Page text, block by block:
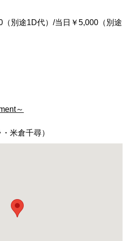
（別途1D代）/当日￥5,000（別途
～
米倉千尋）